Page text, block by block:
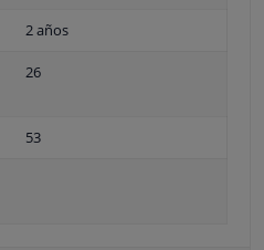
2 años
26
53